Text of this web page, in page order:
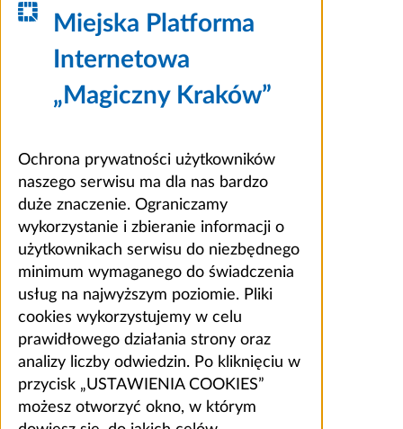
Miejska Platforma
Internetowa
„Magiczny Kraków”
Ochrona prywatności użytkowników
naszego serwisu ma dla nas bardzo
duże znaczenie. Ograniczamy
wykorzystanie i zbieranie informacji o
użytkownikach serwisu do niezbędnego
minimum wymaganego do świadczenia
usług na najwyższym poziomie. Pliki
cookies wykorzystujemy w celu
prawidłowego działania strony oraz
analizy liczby odwiedzin. Po kliknięciu w
przycisk „USTAWIENIA COOKIES”
możesz otworzyć okno, w którym